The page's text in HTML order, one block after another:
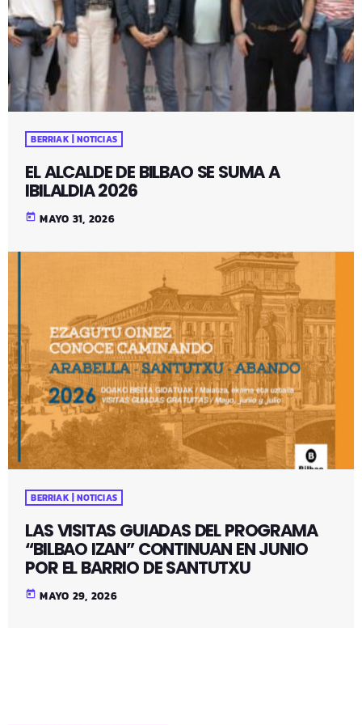
BERRIAK | NOTICIAS
EL ALCALDE DE BILBAO SE SUMA A
IBILALDIA 2026
today MAYO 31, 2026
BERRIAK | NOTICIAS
LAS VISITAS GUIADAS DEL PROGRAMA
“BILBAO IZAN” CONTINUAN EN JUNIO
POR EL BARRIO DE SANTUTXU
today MAYO 29, 2026